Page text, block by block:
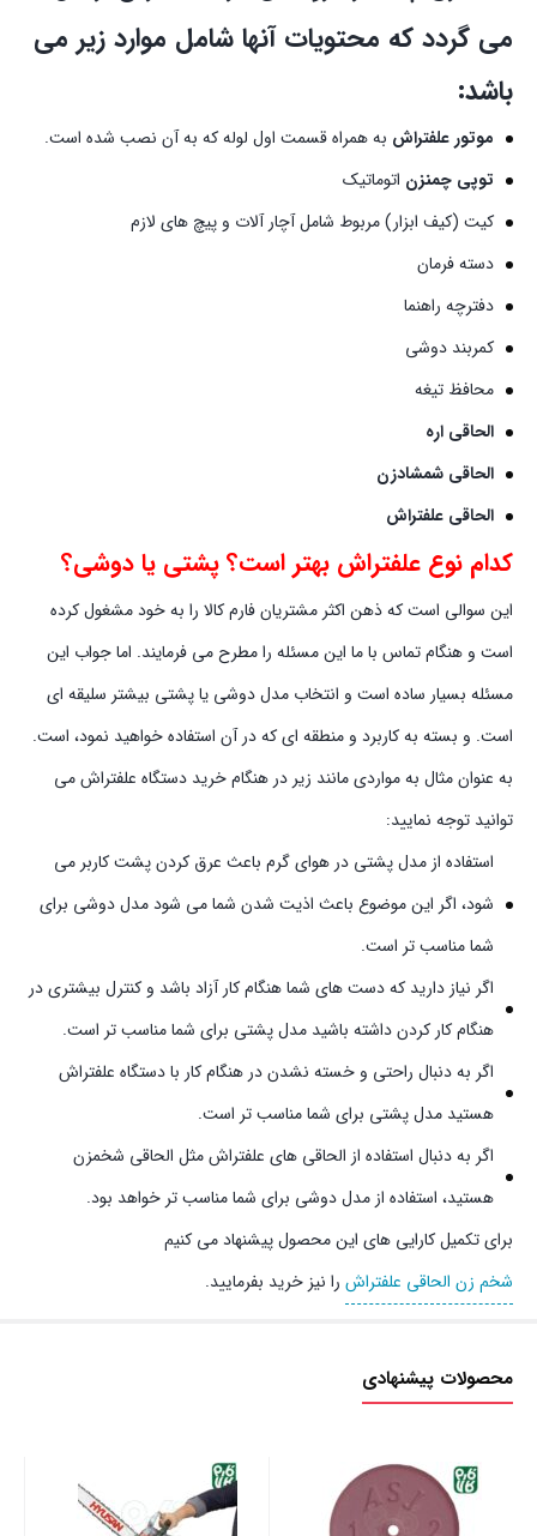
می گردد که محتویات آنها شامل موارد زیر می
باشد:
موتور علفتراش به همراه قسمت اول لوله که به آن نصب شده است.
توپی چمنزن اتوماتیک
کیت (کیف ابزار) مربوط شامل آچار آلات و پیچ های لازم
دسته فرمان
دفترچه راهنما
کمربند دوشی
محافظ تیغه
الحاقی اره
الحاقی شمشادزن
الحاقی علفتراش
کدام نوع علفتراش بهتر است؟ پشتی یا دوشی؟
این سوالی است که ذهن اکثر مشتریان فارم کالا را به خود مشغول کرده
است و هنگام تماس با ما این مسئله را مطرح می فرمایند. اما جواب این
مسئله بسیار ساده است و انتخاب مدل دوشی یا پشتی بیشتر سلیقه ای
است. و بسته به کاربرد و منطقه ای که در آن استفاده خواهید نمود، است.
به عنوان مثال به مواردی مانند زیر در هنگام خرید دستگاه علفتراش می
توانید توجه نمایید:
استفاده از مدل پشتی در هوای گرم باعث عرق کردن پشت کاربر می
شود، اگر این موضوع باعث اذیت شدن شما می شود مدل دوشی برای
شما مناسب تر است.
اگر نیاز دارید که دست های شما هنگام کار آزاد باشد و کنترل بیشتری در
هنگام کار کردن داشته باشید مدل پشتی برای شما مناسب تر است.
اگر به دنبال راحتی و خسته نشدن در هنگام کار با دستگاه علفتراش
هستید مدل پشتی برای شما مناسب تر است.
اگر به دنبال استفاده از الحاقی های علفتراش مثل الحاقی شخمزن
هستید، استفاده از مدل دوشی برای شما مناسب تر خواهد بود.
برای تکمیل کارایی های این محصول پیشنهاد می کنیم
شخم زن الحاقی علفتراش را نیز خرید بفرمایید.
محصولات پیشنهادی